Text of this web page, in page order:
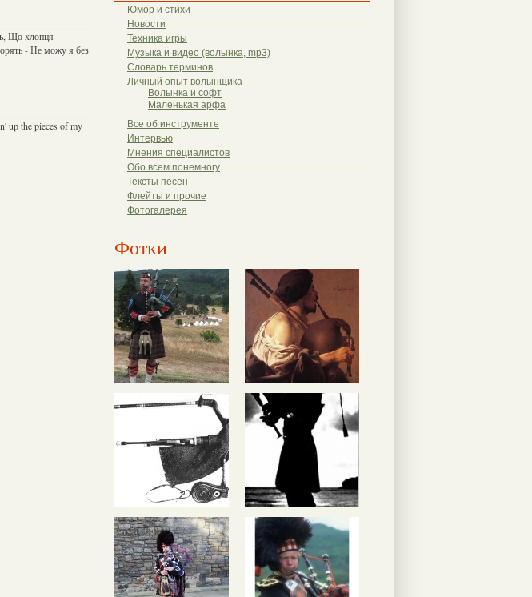
Юмор и стихи
Новости
Техника игры
Музыка и видео (волынка, mp3)
Словарь терминов
Личный опыт волынщика
Волынка и софт
Маленькая арфа
Все об инструменте
Интервью
Мнения специалистов
Обо всем понемногу
Тексты песен
Флейты и прочие
Фотогалерея
Фотки
Що хлопця
- Не можу я без
up the pieces of my